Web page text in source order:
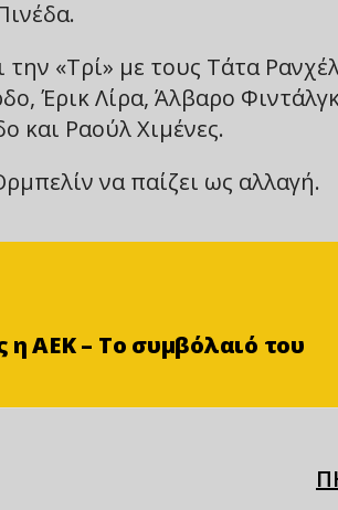
«Τρί» με τους Τάτα
Έρικ Λίρα, Άλβαρο
και Ραούλ Χιμένες.
να παίζει ως αλλαγή.
ΑΕΚ – Το συμβόλαιό του